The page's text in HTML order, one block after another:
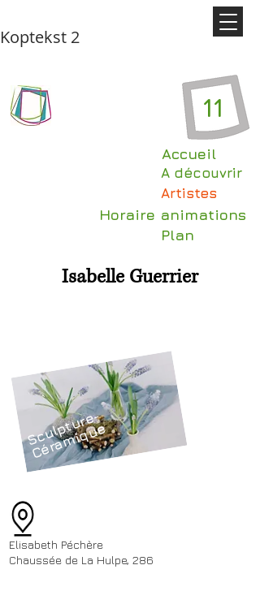
Koptekst 2
11
Accueil
A découvrir
Artistes
Horaire animations
Plan
Isabelle Guerrier
S
c
ul
p
t
u
r
e
-
C
é
r
a
mi
q
u
e
Elisabeth Péchère
Chaussée de La Hulpe, 286